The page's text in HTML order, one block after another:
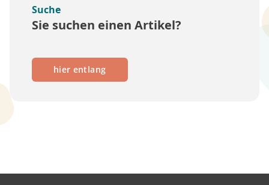
Suche
Sie suchen einen Artikel?
hier entlang